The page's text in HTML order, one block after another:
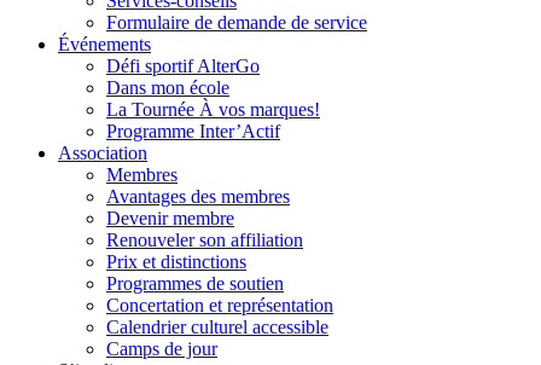
Formulaire de demande de service
Événements
Défi sportif AlterGo
Dans mon école
La Tournée À vos marques!
Programme Inter’Actif
Association
Membres
Avantages des membres
Devenir membre
Renouveler son affiliation
Prix et distinctions
Programmes de soutien
Concertation et représentation
Calendrier culturel accessible
Camps de jour